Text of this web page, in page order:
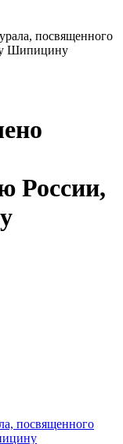
посвященного
Шипицину
России,